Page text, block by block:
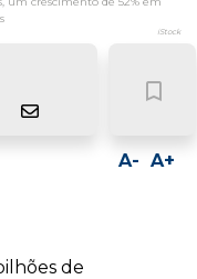
iStock
bookmark_border
A+
A-
de